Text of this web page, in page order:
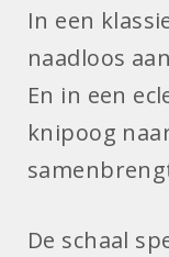
In een
naadloos
En in een
knipoog
De schaal